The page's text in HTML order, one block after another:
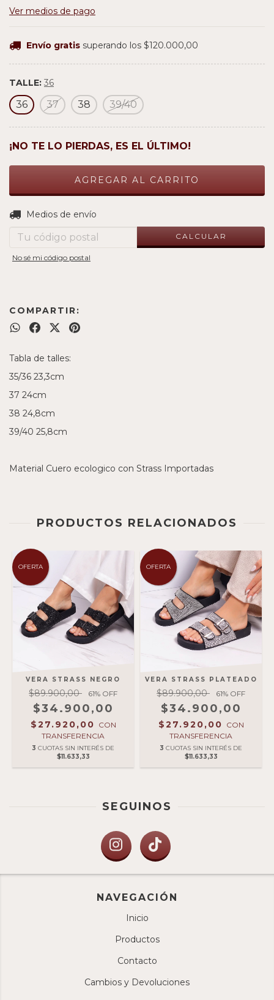
Ver medios de pago
Envío gratis superando los $120.000,00
TALLE: 36
36 37 38 39/40
¡NO TE LO PIERDAS, ES EL ÚLTIMO!
Entregas para el CP:
Medios de envío
CALCULAR
No sé mi código postal
COMPARTIR:
Tabla de talles:
35/36 23,3cm
37 24cm
38 24,8cm
39/40 25,8cm
Material Cuero ecologico con Strass Importadas
PRODUCTOS RELACIONADOS
OFERTA
VERA STRASS NEGRO
$89.900,00 61% OFF
$34.900,00
$27.920,00 CON
TRANSFERENCIA
3 CUOTAS SIN INTERÉS DE
$11.633,33
OFERTA
VERA STRASS PLATEADO
$89.900,00 61% OFF
$34.900,00
$27.920,00 CON
TRANSFERENCIA
3 CUOTAS SIN INTERÉS DE
$11.633,33
SEGUINOS
NAVEGACIÓN
Inicio
Productos
Contacto
Cambios y Devoluciones